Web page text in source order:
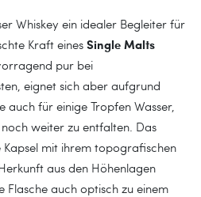
Whiskey ein idealer Begleiter für
Kraft eines Single Malts
pur bei
eignet sich aber aufgrund
für einige Tropfen Wasser,
weiter zu entfalten. Das
mit ihrem topografischen
aus den Höhenlagen
auch optisch zu einem